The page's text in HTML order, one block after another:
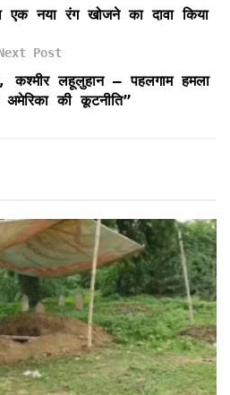
n
l
एक नया रंग खोजने का दावा किया
Post
कश्मीर लहूलुहान – पहलगाम हमला
की कूटनीति”